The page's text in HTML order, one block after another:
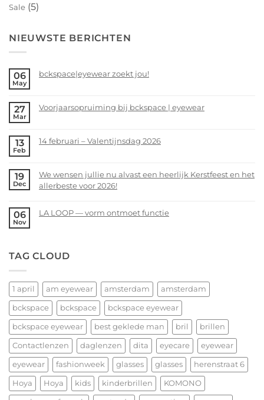
Sale (5)
NIEUWSTE BERICHTEN
06
May
bckspace|eyewear zoekt jou!
on
jou!
27
Mar
Voorjaarsopruiming bij bckspace | eyewear
on
bckspace
|
13
Feb
14 februari – Valentijnsdag 2026
on
14
–
19
Dec
We wensen jullie nu alvast een heerlijk Kerstfeest en het
allerbeste voor 2026!
Comments
jullie
een
heerlijk
Kerstfeest
en
het
allerbeste
voor
2026!
06
Nov
LA LOOP — vorm ontmoet functie
LA
—
vorm
ontmoet
functie
TAG CLOUD
1 april am eyewear amsterdam amsterdam
bckspace bckspace bckspace eyewear
bckspace eyewear best geklede man bril brillen
Contactlenzen daglenzen dita eyecare eyewear
eyewear fashionweek glasses glasses herenstraat 6
Hoya Hoya kids kinderbrillen KOMONO